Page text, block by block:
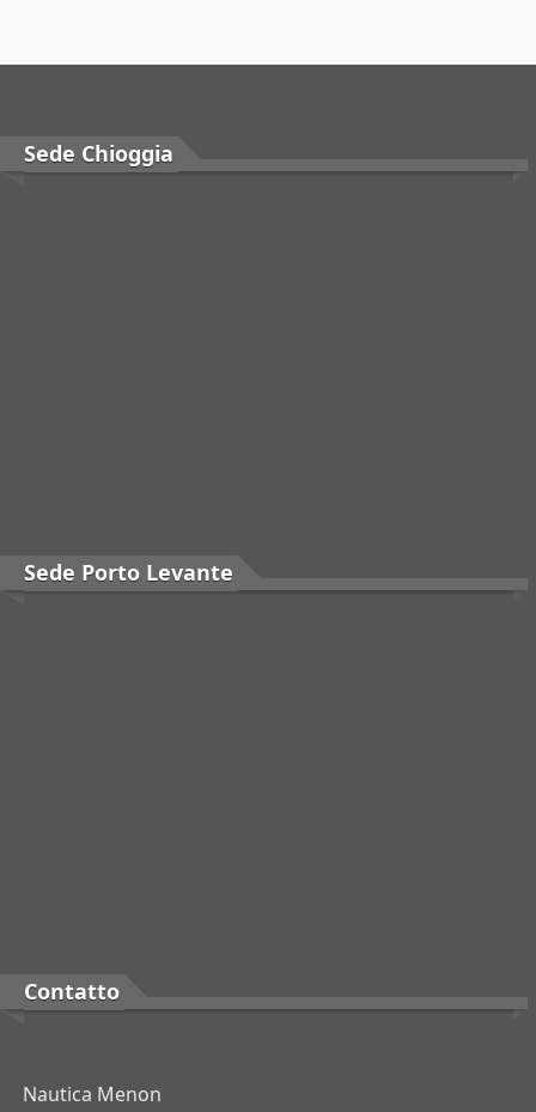
Sede Chioggia
Sede Porto Levante
Contatto
Nautica Menon